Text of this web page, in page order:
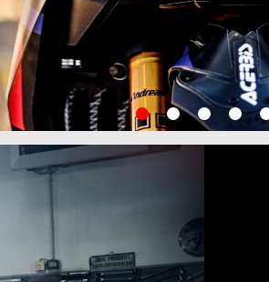
item
0
item
1
item
2
item
item
4